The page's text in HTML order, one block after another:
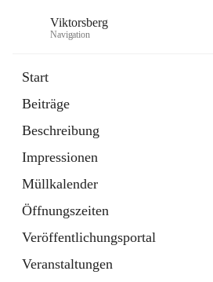
Viktorsberg
Navigation
Start
Beiträge
Beschreibung
Impressionen
Müllkalender
Öffnungszeiten
Veröffentlichungsportal
Veranstaltungen